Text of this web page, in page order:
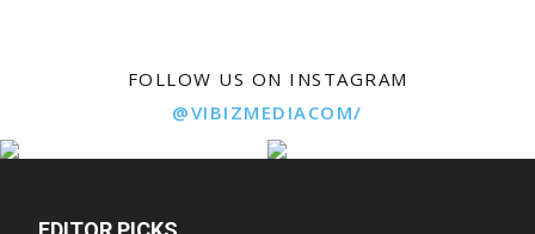
FOLLOW US ON INSTAGRAM
@VIBIZMEDIACOM/